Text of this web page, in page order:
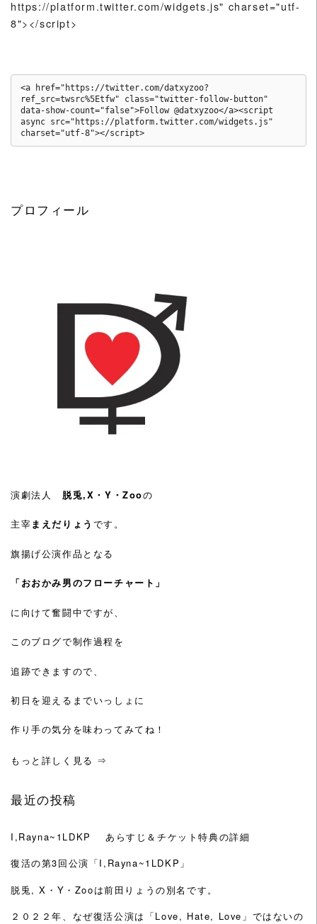
https://platform.twitter.com/widgets.js" charset="utf-
8"></script>
<a href="https://twitter.com/datxyzoo?
ref_src=twsrc%5Etfw" class="twitter-follow-button"
data-show-count="false">Follow @datxyzoo</a><script
async src="https://platform.twitter.com/widgets.js"
charset="utf-8"></script>
プロフィール
演劇法人 脱兎,X・Y・Zooの
主宰まえだりょう です。
旗揚げ公演作品となる
「おおかみ男のフローチャート」
に向けて奮闘中ですが、
このブログで制作過程を
追跡できますので、
初日を迎えるまでいっしょに
作り手の気分を味わってみてね！
もっと詳しく見る ⇒
最近の投稿
I,Rayna~1LDKP あらすじ＆チケット特典の詳細
復活の第3回公演「I,Rayna~1LDKP」
脱兎, X・Y・Zooは前田りょうの別名です。
２０２２年、なぜ復活公演は「Love, Hate, Love」ではないの